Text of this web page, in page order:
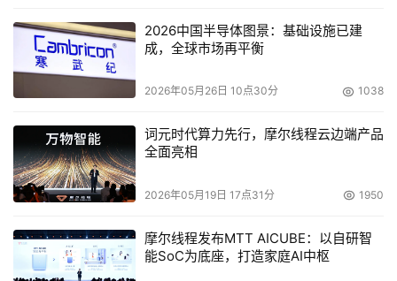
2026中国半导体图景：基础设施已建
成，全球市场再平衡
2026年05月26日 10点30分 1038
词元时代算力先行，摩尔线程云边端产品
全面亮相
2026年05月19日 17点31分 1950
摩尔线程发布MTT AICUBE：以自研智
能SoC为底座，打造家庭AI中枢